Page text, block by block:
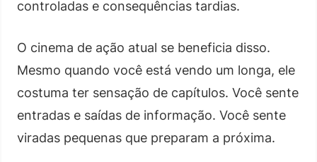
controladas e consequências tardias.
O cinema de ação atual se beneficia disso.
Mesmo quando você está vendo um longa, ele
costuma ter sensação de capítulos. Você sente
entradas e saídas de informação. Você sente
viradas pequenas que preparam a próxima.